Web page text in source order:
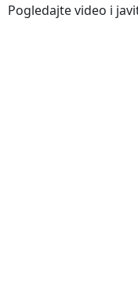
Pogledajte video i